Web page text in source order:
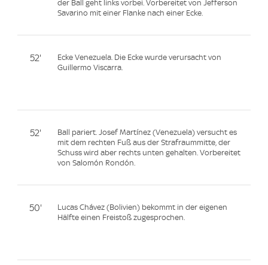
der Ball geht links vorbei. Vorbereitet von Jefferson
Savarino mit einer Flanke nach einer Ecke.
52'
Ecke Venezuela. Die Ecke wurde verursacht von
Guillermo Viscarra.
52'
Ball pariert. Josef Martínez (Venezuela) versucht es
mit dem rechten Fuß aus der Strafraummitte, der
Schuss wird aber rechts unten gehalten. Vorbereitet
von Salomón Rondón.
50'
Lucas Chávez (Bolivien) bekommt in der eigenen
Hälfte einen Freistoß zugesprochen.